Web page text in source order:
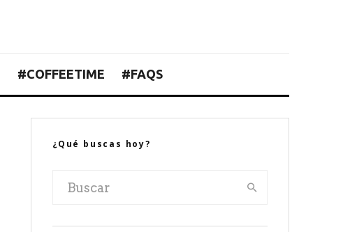
#COFFEETIME #FAQS
¿Qué buscas hoy?